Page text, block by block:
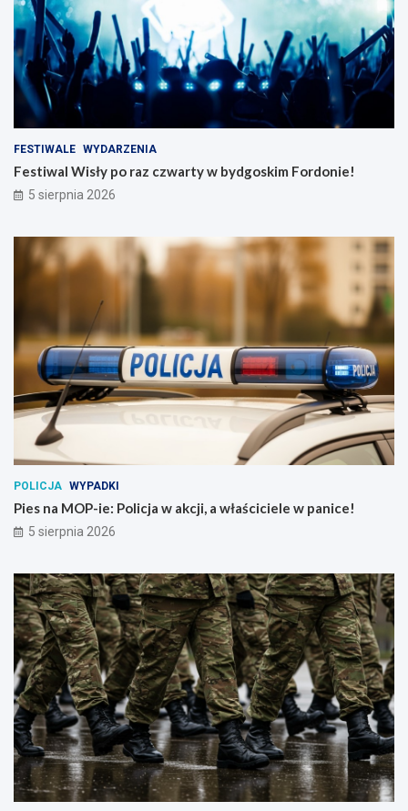
FESTIWALE WYDARZENIA
Festiwal Wisły po raz czwarty w bydgoskim Fordonie!
5 sierpnia 2026
POLICJA WYPADKI
Pies na MOP-ie: Policja w akcji, a właściciele w panice!
5 sierpnia 2026